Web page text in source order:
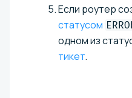
Если роутер
статусом
одном из
тикет.